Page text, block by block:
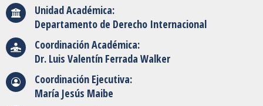
Unidad Académica:
Departamento de Derecho Internacional
Coordinación Académica:
Dr. Luis Valentín Ferrada Walker
Coordinación Ejecutiva:
María Jesús Maibe